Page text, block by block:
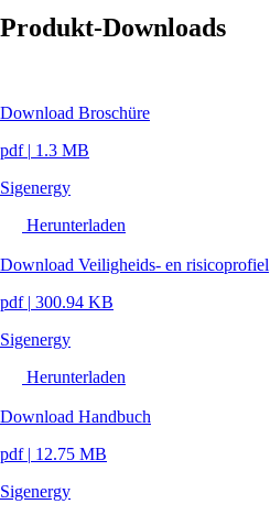
Produkt-Downloads
Download Broschüre
pdf | 1.3 MB
Sigenergy
Herunterladen
Download Veiligheids- en risicoprofiel
pdf | 300.94 KB
Sigenergy
Herunterladen
Download Handbuch
pdf | 12.75 MB
Sigenergy